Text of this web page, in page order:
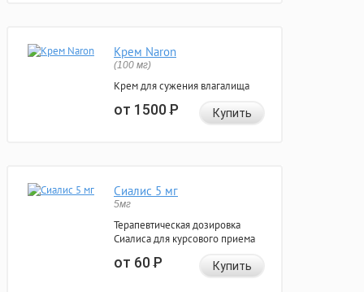
Крем Naron
(100 мг)
Крем для сужения влагалища
от 1500Р Купить
Сиалис 5 мг
5мг
Терапевтическая дозировка
Сиалиса для курсового приема
от 60Р Купить